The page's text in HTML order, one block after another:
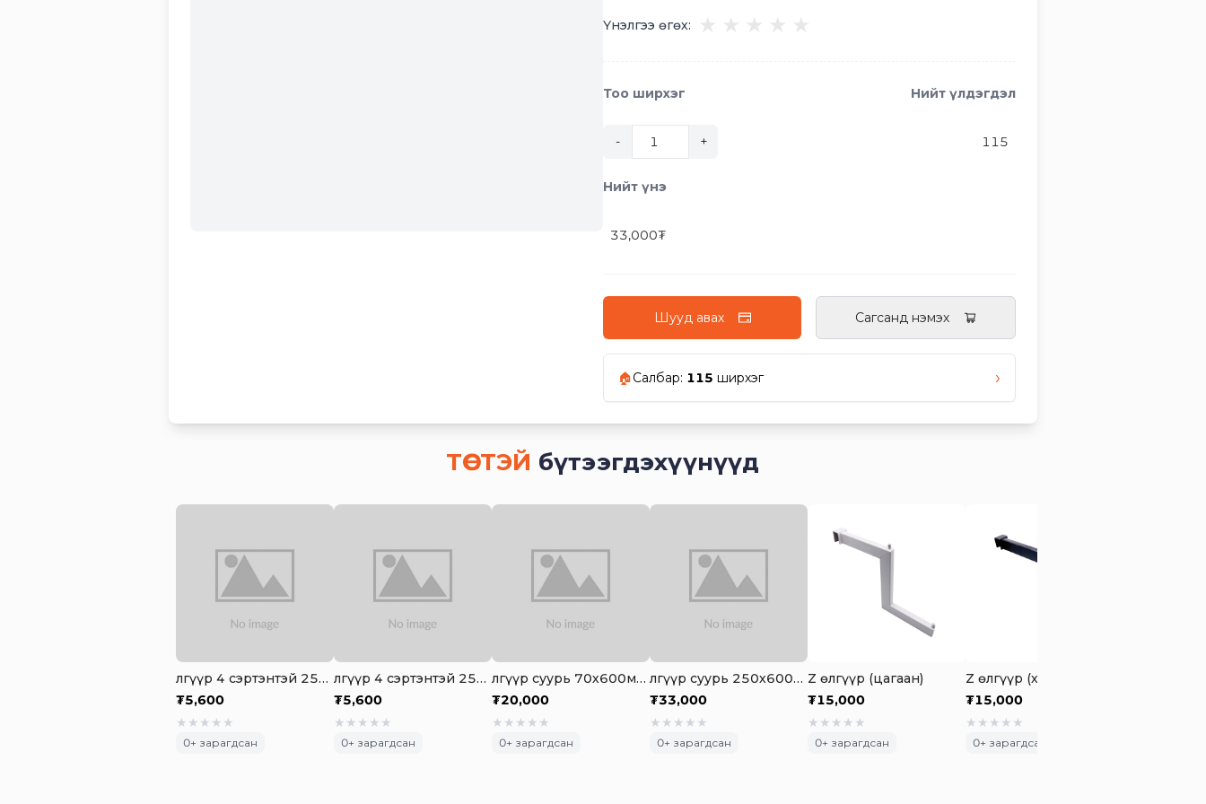
Үнэлгээ өгөх:
Тоо ширхэг
- +
Нийт үлдэгдэл
115
Нийт үнэ
33,000₮
Шууд авах Сагсанд нэмэх
🏠Салбар: 115 ширхэг ›
ТӨСТЭЙ бүтээгдэхүүнүүд
Өлгүүр 4 сэртэнтэй 250мм (цагаан)
₮5,600
★ ★ ★ ★ ★
0+ зарагдсан
Өлгүүр 4 сэртэнтэй 250мм (хар)
₮5,600
★ ★ ★ ★ ★
0+ зарагдсан
Өлгүүр суурь 70х600мм (хар)
₮20,000
★ ★ ★ ★ ★
0+ зарагдсан
Өлгүүр суурь 250х600мм (цагаан)
₮33,000
★ ★ ★ ★ ★
0+ зарагдсан
Z өлгүүр (цагаан)
₮15,000
★ ★ ★ ★ ★
0+ зарагдсан
Z өлгүүр (хар)
₮15,000
★ ★ ★ ★ ★
0+ зарагдсан